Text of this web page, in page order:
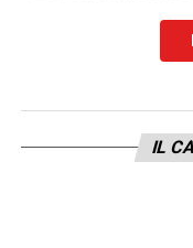
che il calciatore
sottoposto in
hanno
IL